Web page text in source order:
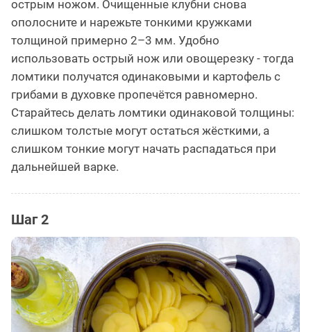
острым ножом. Очищенные клубни снова
ополосните и нарежьте тонкими кружками
толщиной примерно 2–3 мм. Удобно
использовать острый нож или овощерезку - тогда
ломтики получатся одинаковыми и картофель с
грибами в духовке пропечётся равномерно.
Старайтесь делать ломтики одинаковой толщины:
слишком толстые могут остаться жёсткими, а
слишком тонкие могут начать распадаться при
дальнейшей варке.
Шаг 2